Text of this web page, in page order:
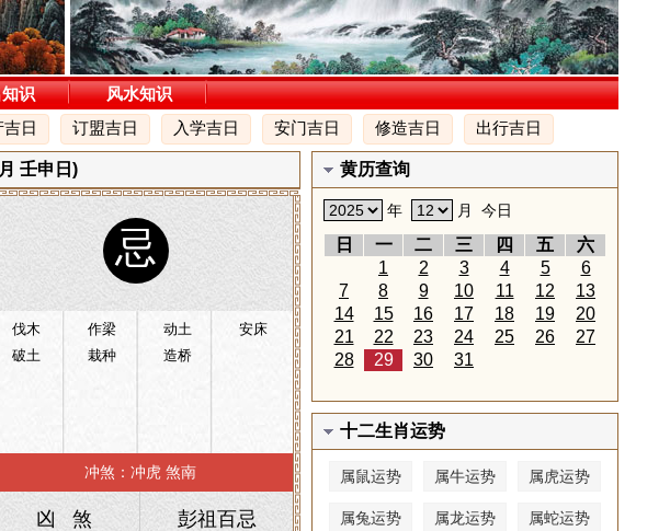
识
风水知识
日 订盟吉日 入学吉日 安门吉日 修造吉日 出行吉日
壬申日)
忌
伐木 作梁 动土
安床
破土
栽种 造桥
冲煞：冲虎 煞南
凶 煞 彭祖百忌
黄历查询
年 月 今日
日 一 二 三 四 五
六
1
2 3 4 5
6
7
8 9 10 11 12
13
14
15 16 17 18 19
20
21
22 23 24 25 26
27
28
29 30 31
十二生肖运势
属鼠运势 属牛运势 属虎运势
属兔运势 属龙运势 属蛇运势